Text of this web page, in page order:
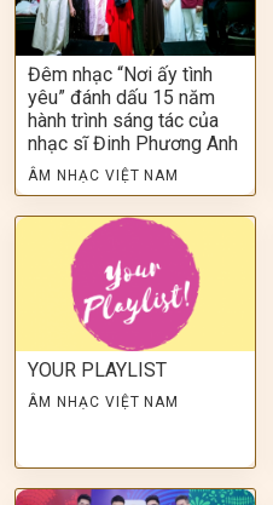
Đêm nhạc “Nơi ấy tình
yêu” đánh dấu 15 năm
hành trình sáng tác của
nhạc sĩ Đinh Phương Anh
ÂM NHẠC VIỆT NAM
YOUR PLAYLIST
ÂM NHẠC VIỆT NAM